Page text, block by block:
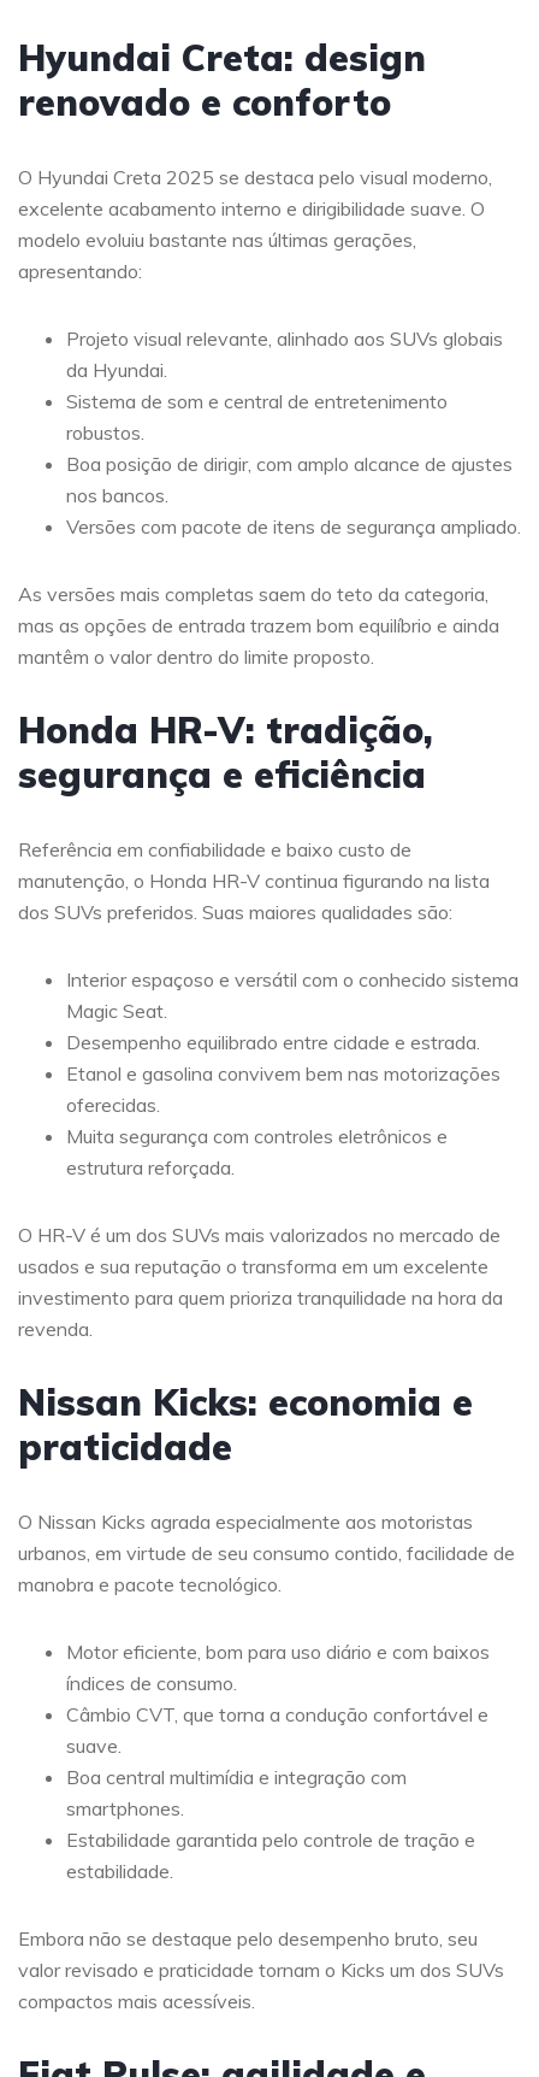
Hyundai Creta: design
renovado e conforto
O Hyundai Creta 2025 se destaca pelo visual moderno,
excelente acabamento interno e dirigibilidade suave. O
modelo evoluiu bastante nas últimas gerações,
apresentando:
Projeto visual relevante, alinhado aos SUVs globais
da Hyundai.
Sistema de som e central de entretenimento
robustos.
Boa posição de dirigir, com amplo alcance de ajustes
nos bancos.
Versões com pacote de itens de segurança ampliado.
As versões mais completas saem do teto da categoria,
mas as opções de entrada trazem bom equilíbrio e ainda
mantêm o valor dentro do limite proposto.
Honda HR-V: tradição,
segurança e eficiência
Referência em confiabilidade e baixo custo de
manutenção, o Honda HR-V continua figurando na lista
dos SUVs preferidos. Suas maiores qualidades são:
Interior espaçoso e versátil com o conhecido sistema
Magic Seat.
Desempenho equilibrado entre cidade e estrada.
Etanol e gasolina convivem bem nas motorizações
oferecidas.
Muita segurança com controles eletrônicos e
estrutura reforçada.
O HR-V é um dos SUVs mais valorizados no mercado de
usados e sua reputação o transforma em um excelente
investimento para quem prioriza tranquilidade na hora da
revenda.
Nissan Kicks: economia e
praticidade
O Nissan Kicks agrada especialmente aos motoristas
urbanos, em virtude de seu consumo contido, facilidade de
manobra e pacote tecnológico.
Motor eficiente, bom para uso diário e com baixos
índices de consumo.
Câmbio CVT, que torna a condução confortável e
suave.
Boa central multimídia e integração com
smartphones.
Estabilidade garantida pelo controle de tração e
estabilidade.
Embora não se destaque pelo desempenho bruto, seu
valor revisado e praticidade tornam o Kicks um dos SUVs
compactos mais acessíveis.